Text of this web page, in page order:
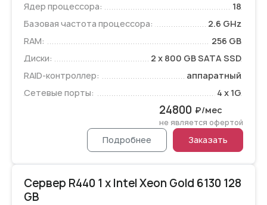
Ядер процессора:
18
Базовая частота процессора:
2.6 GHz
RAM:
256 GB
Диски:
2 x 800 GB SATA SSD
RAID-контроллер:
аппаратный
Сетевые порты:
4 x 1G
24800 ₽/мес
не является офертой
Подробнее Заказать
Сервер R440 1 x Intel Xeon Gold 6130 128
GB